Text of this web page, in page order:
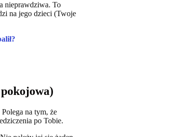
nieprawdziwa. To
na jego dzieci (Twoje
na tym, że
po Tobie.